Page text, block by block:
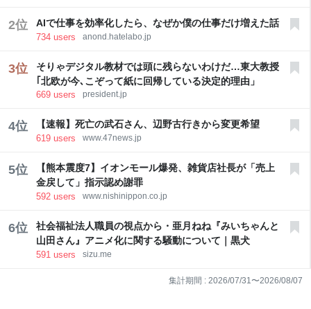
2位 AIで仕事を効率化したら、なぜか僕の仕事だけ増えた話
734 users anond.hatelabo.jp
3位
そりゃデジタル教材では頭に残らないわけだ…東大教授
｢北欧が今､こぞって紙に回帰している決定的理由」
669 users president.jp
4位 【速報】死亡の武石さん、辺野古行きから変更希望
619 users www.47news.jp
5位
【熊本震度7】イオンモール爆発、雑貨店社長が「売上
金戻して」指示認め謝罪
592 users www.nishinippon.co.jp
6位
社会福祉法人職員の視点から・亜月ねね『みいちゃんと
山田さん』アニメ化に関する騒動について｜黒犬
591 users sizu.me
集計期間 : 2026/07/31 〜2026/08/07